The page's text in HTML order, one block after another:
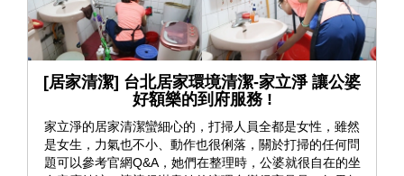
[居家清潔] 台北居家環境清潔-家立淨 讓公婆
好額樂的到府服務 !
家立淨的居家清潔蠻細心的，打掃人員全都是女性，雖然
是女生，力氣也不小、動作也很俐落，關於打掃的任何問
題可以參考官網Q&A，她們在整理時，公婆就很自在的坐